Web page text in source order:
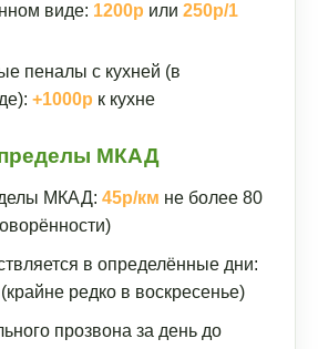
виде: 1200р или 250р/1
пеналы с кухней (в
+1000р к кухне
пределы МКАД
МКАД: 45р/км не более 80
в определённые дни:
(крайне редко в воскресенье)
прозвона за день до